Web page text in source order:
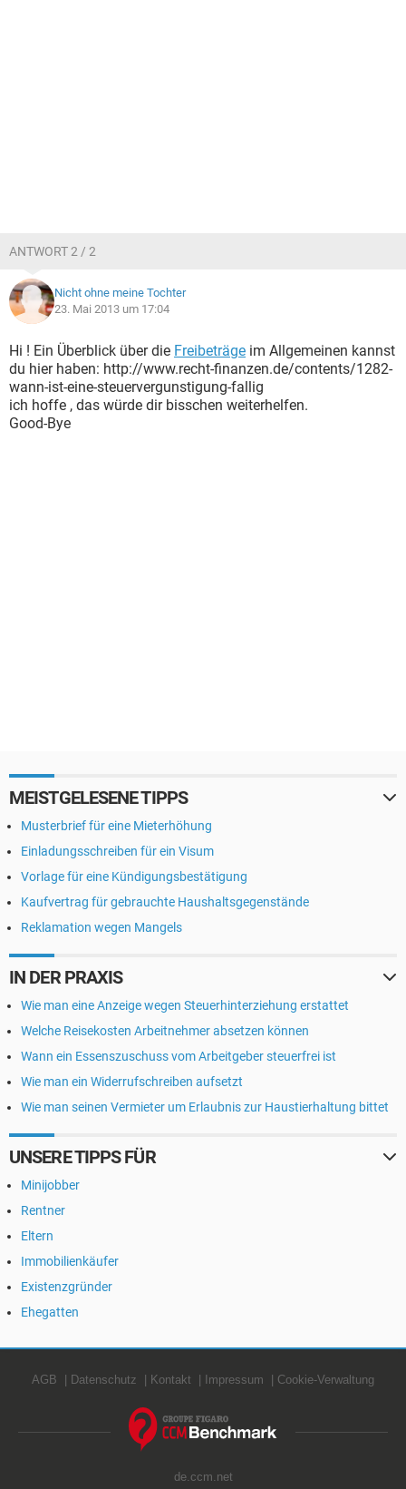
ANTWORT 2 / 2
Nicht ohne meine Tochter
23. Mai 2013 um 17:04
Hi ! Ein Überblick über die Freibeträge im Allgemeinen kannst
du hier haben: http://www.recht-finanzen.de/contents/1282-
wann-ist-eine-steuervergunstigung-fallig
ich hoffe , das würde dir bisschen weiterhelfen.
Good-Bye
MEISTGELESENE TIPPS
Musterbrief für eine Mieterhöhung
Einladungsschreiben für ein Visum
Vorlage für eine Kündigungsbestätigung
Kaufvertrag für gebrauchte Haushaltsgegenstände
Reklamation wegen Mangels
IN DER PRAXIS
Wie man eine Anzeige wegen Steuerhinterziehung erstattet
Welche Reisekosten Arbeitnehmer absetzen können
Wann ein Essenszuschuss vom Arbeitgeber steuerfrei ist
Wie man ein Widerrufschreiben aufsetzt
Wie man seinen Vermieter um Erlaubnis zur Haustierhaltung bittet
UNSERE TIPPS FÜR
Minijobber
Rentner
Eltern
Immobilienkäufer
Existenzgründer
Ehegatten
AGB Datenschutz Kontakt Impressum Cookie-Verwaltung
de.ccm.net